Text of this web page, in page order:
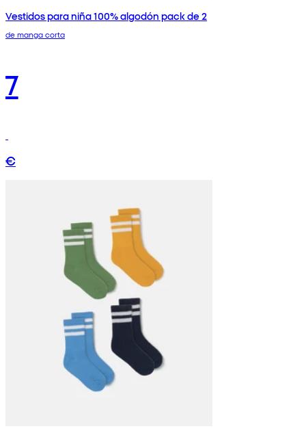
Vestidos para niña 100% algodón pack de 2
de manga corta
7
€